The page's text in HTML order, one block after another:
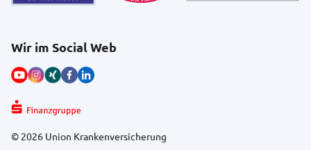
Wir im Social Web